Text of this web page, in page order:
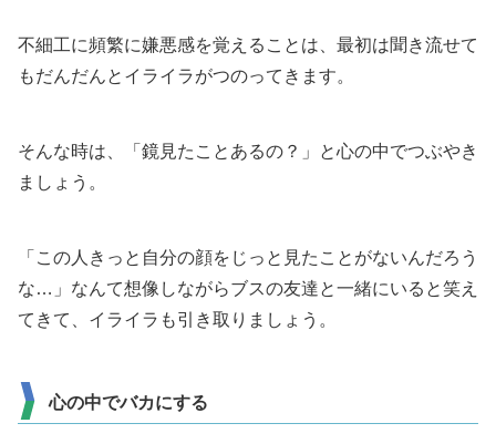
不細工に頻繁に嫌悪感を覚えることは、最初は聞き流せて
もだんだんとイライラがつのってきます。
そんな時は、「鏡見たことあるの？」と心の中でつぶやき
ましょう。
「この人きっと自分の顔をじっと見たことがないんだろう
な…」なんて想像しながらブスの友達と一緒にいると笑え
てきて、イライラも引き取りましょう。
心の中でバカにする